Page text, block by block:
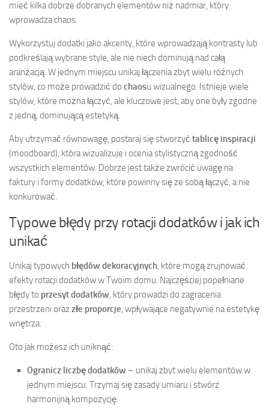
mieć kilka dobrze dobranych elementów niż nadmiar, który
wprowadza chaos.
Wykorzystuj dodatki jako akcenty, które wprowadzają kontrasty lub
podkreślają wybrane style, ale nie niech dominują nad całą
aranżacją. W jednym miejscu unikaj łączenia zbyt wielu różnych
stylów, co może prowadzić do chaosu wizualnego. Istnieje wiele
stylów, które można łączyć, ale kluczowe jest, aby one były zgodne
z jedną, dominującą estetyką.
Aby utrzymać równowagę, postaraj się stworzyć tablicę inspiracji
(moodboard), która wizualizuje i ocenia stylistyczną zgodność
wszystkich elementów. Dobrze jest także zwrócić uwagę na
faktury i formy dodatków, które powinny się ze sobą łączyć, a nie
konkurować.
Typowe błędy przy rotacji dodatków i jak ich
unikać
Unikaj typowych błędów dekoracyjnych, które mogą zrujnować
efekty rotacji dodatków w Twoim domu. Najczęściej popełniane
błędy to przesyt dodatków, który prowadzi do zagracenia
przestrzeni orazzłe proporcje, wpływające negatywnie na estetykę
wnętrza.
Oto jak możesz ich uniknąć:
Ogranicz liczbę dodatków – unikaj zbyt wielu elementów w
jednym miejscu. Trzymaj się zasady umiaru i stwórz
harmonijną kompozycję.